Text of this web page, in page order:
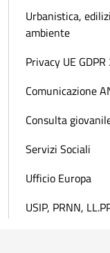
Urbanistica,
ambiente
Privacy UE
Comunicazione
Consulta
Servizi Sociali
Ufficio Europa
USIP, PRNN,